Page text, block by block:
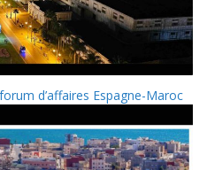
d’affaires Espagne-Maroc